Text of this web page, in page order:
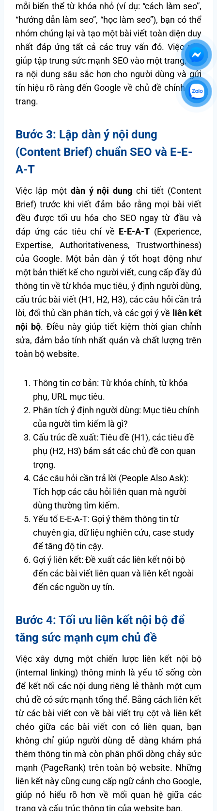
mỗi biến thể từ khóa nhỏ (ví dụ: “cách làm seo”,
“hướng dẫn làm seo”, “học làm seo”), bạn có thể
nhóm chúng lại và tạo một bài viết toàn diện duy
nhất đáp ứng tất cả các truy vấn đó. Việc này
giúp tập trung sức mạnh SEO vào một trang, tạo
ra nội dung sâu sắc hơn cho người dùng và gửi
tín hiệu rõ ràng đến Google về chủ đề chính của
trang.
Bước 3: Lập dàn ý nội dung
(Content Brief) chuẩn SEO và E-E-
A-T
Việc lập một dàn ý nội dung chi tiết (Content
Brief) trước khi viết đảm bảo rằng mọi bài viết
đều được tối ưu hóa cho SEO ngay từ đầu và
đáp ứng các tiêu chí về E-E-A-T (Experience,
Expertise, Authoritativeness, Trustworthiness)
của Google. Một bản dàn ý tốt hoạt động như
một bản thiết kế cho người viết, cung cấp đầy đủ
thông tin về từ khóa mục tiêu, ý định người dùng,
cấu trúc bài viết (H1, H2, H3), các câu hỏi cần trả
lời, đối thủ cần phân tích, và các gợi ý về liên kết
nội bộ. Điều này giúp tiết kiệm thời gian chỉnh
sửa, đảm bảo tính nhất quán và chất lượng trên
toàn bộ website.
Thông tin cơ bản: Từ khóa chính, từ khóa
phụ, URL mục tiêu.
Phân tích ý định người dùng: Mục tiêu chính
của người tìm kiếm là gì?
Cấu trúc đề xuất: Tiêu đề (H1), các tiêu đề
phụ (H2, H3) bám sát các chủ đề con quan
trọng.
Các câu hỏi cần trả lời (People Also Ask):
Tích hợp các câu hỏi liên quan mà người
dùng thường tìm kiếm.
Yếu tố E-E-A-T: Gợi ý thêm thông tin từ
chuyên gia, dữ liệu nghiên cứu, case study
để tăng độ tin cậy.
Gợi ý liên kết: Đề xuất các liên kết nội bộ
đến các bài viết liên quan và liên kết ngoài
đến các nguồn uy tín.
Bước 4: Tối ưu liên kết nội bộ để
tăng sức mạnh cụm chủ đề
Việc xây dựng một chiến lược liên kết nội bộ
(internal linking) thông minh là yếu tố sống còn
để kết nối các nội dung riêng lẻ thành một cụm
chủ đề có sức mạnh tổng thể. Bằng cách liên kết
từ các bài viết con về bài viết trụ cột và liên kết
chéo giữa các bài viết con có liên quan, bạn
không chỉ giúp người dùng dễ dàng khám phá
thêm thông tin mà còn phân phối dòng chảy sức
mạnh (PageRank) trên toàn bộ website. Những
liên kết này cũng cung cấp ngữ cảnh cho Google,
giúp nó hiểu rõ hơn về mối quan hệ giữa các
trang và cấu trúc thông tin của website bạn.